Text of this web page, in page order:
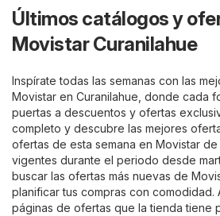
Últimos catálogos y
Movistar Curanilahue
Inspírate todas las semanas con las
Movistar en Curanilahue, donde cada
puertas a descuentos y ofertas
completo y descubre las mejores
ofertas de esta semana en Movistar de
vigentes durante el periodo desde
buscar las ofertas más nuevas de
planificar tus compras con comodidad.
páginas de ofertas que la tienda tiene